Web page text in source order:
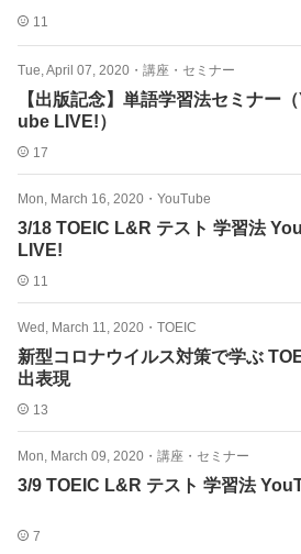
11
Tue, April 07, 2020 ・ 講座・セミナー
【出版記念】単語学習法セミナー
ube LIVE!）
17
Mon, March 16, 2020 ・ YouTube
3/18 TOEIC L&R テスト 学習法
LIVE!
11
Wed, March 11, 2020 ・ TOEIC
新型コロナウイルス対策で学ぶ
出表現
13
Mon, March 09, 2020 ・ 講座・セミナー
3/9 TOEIC L&R テスト 学習法
7